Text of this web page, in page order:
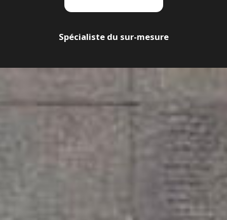
Spécialiste du sur-mesure